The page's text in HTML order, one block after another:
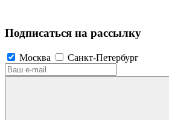
Подписаться на рассылку
Москва Санкт-Петербург